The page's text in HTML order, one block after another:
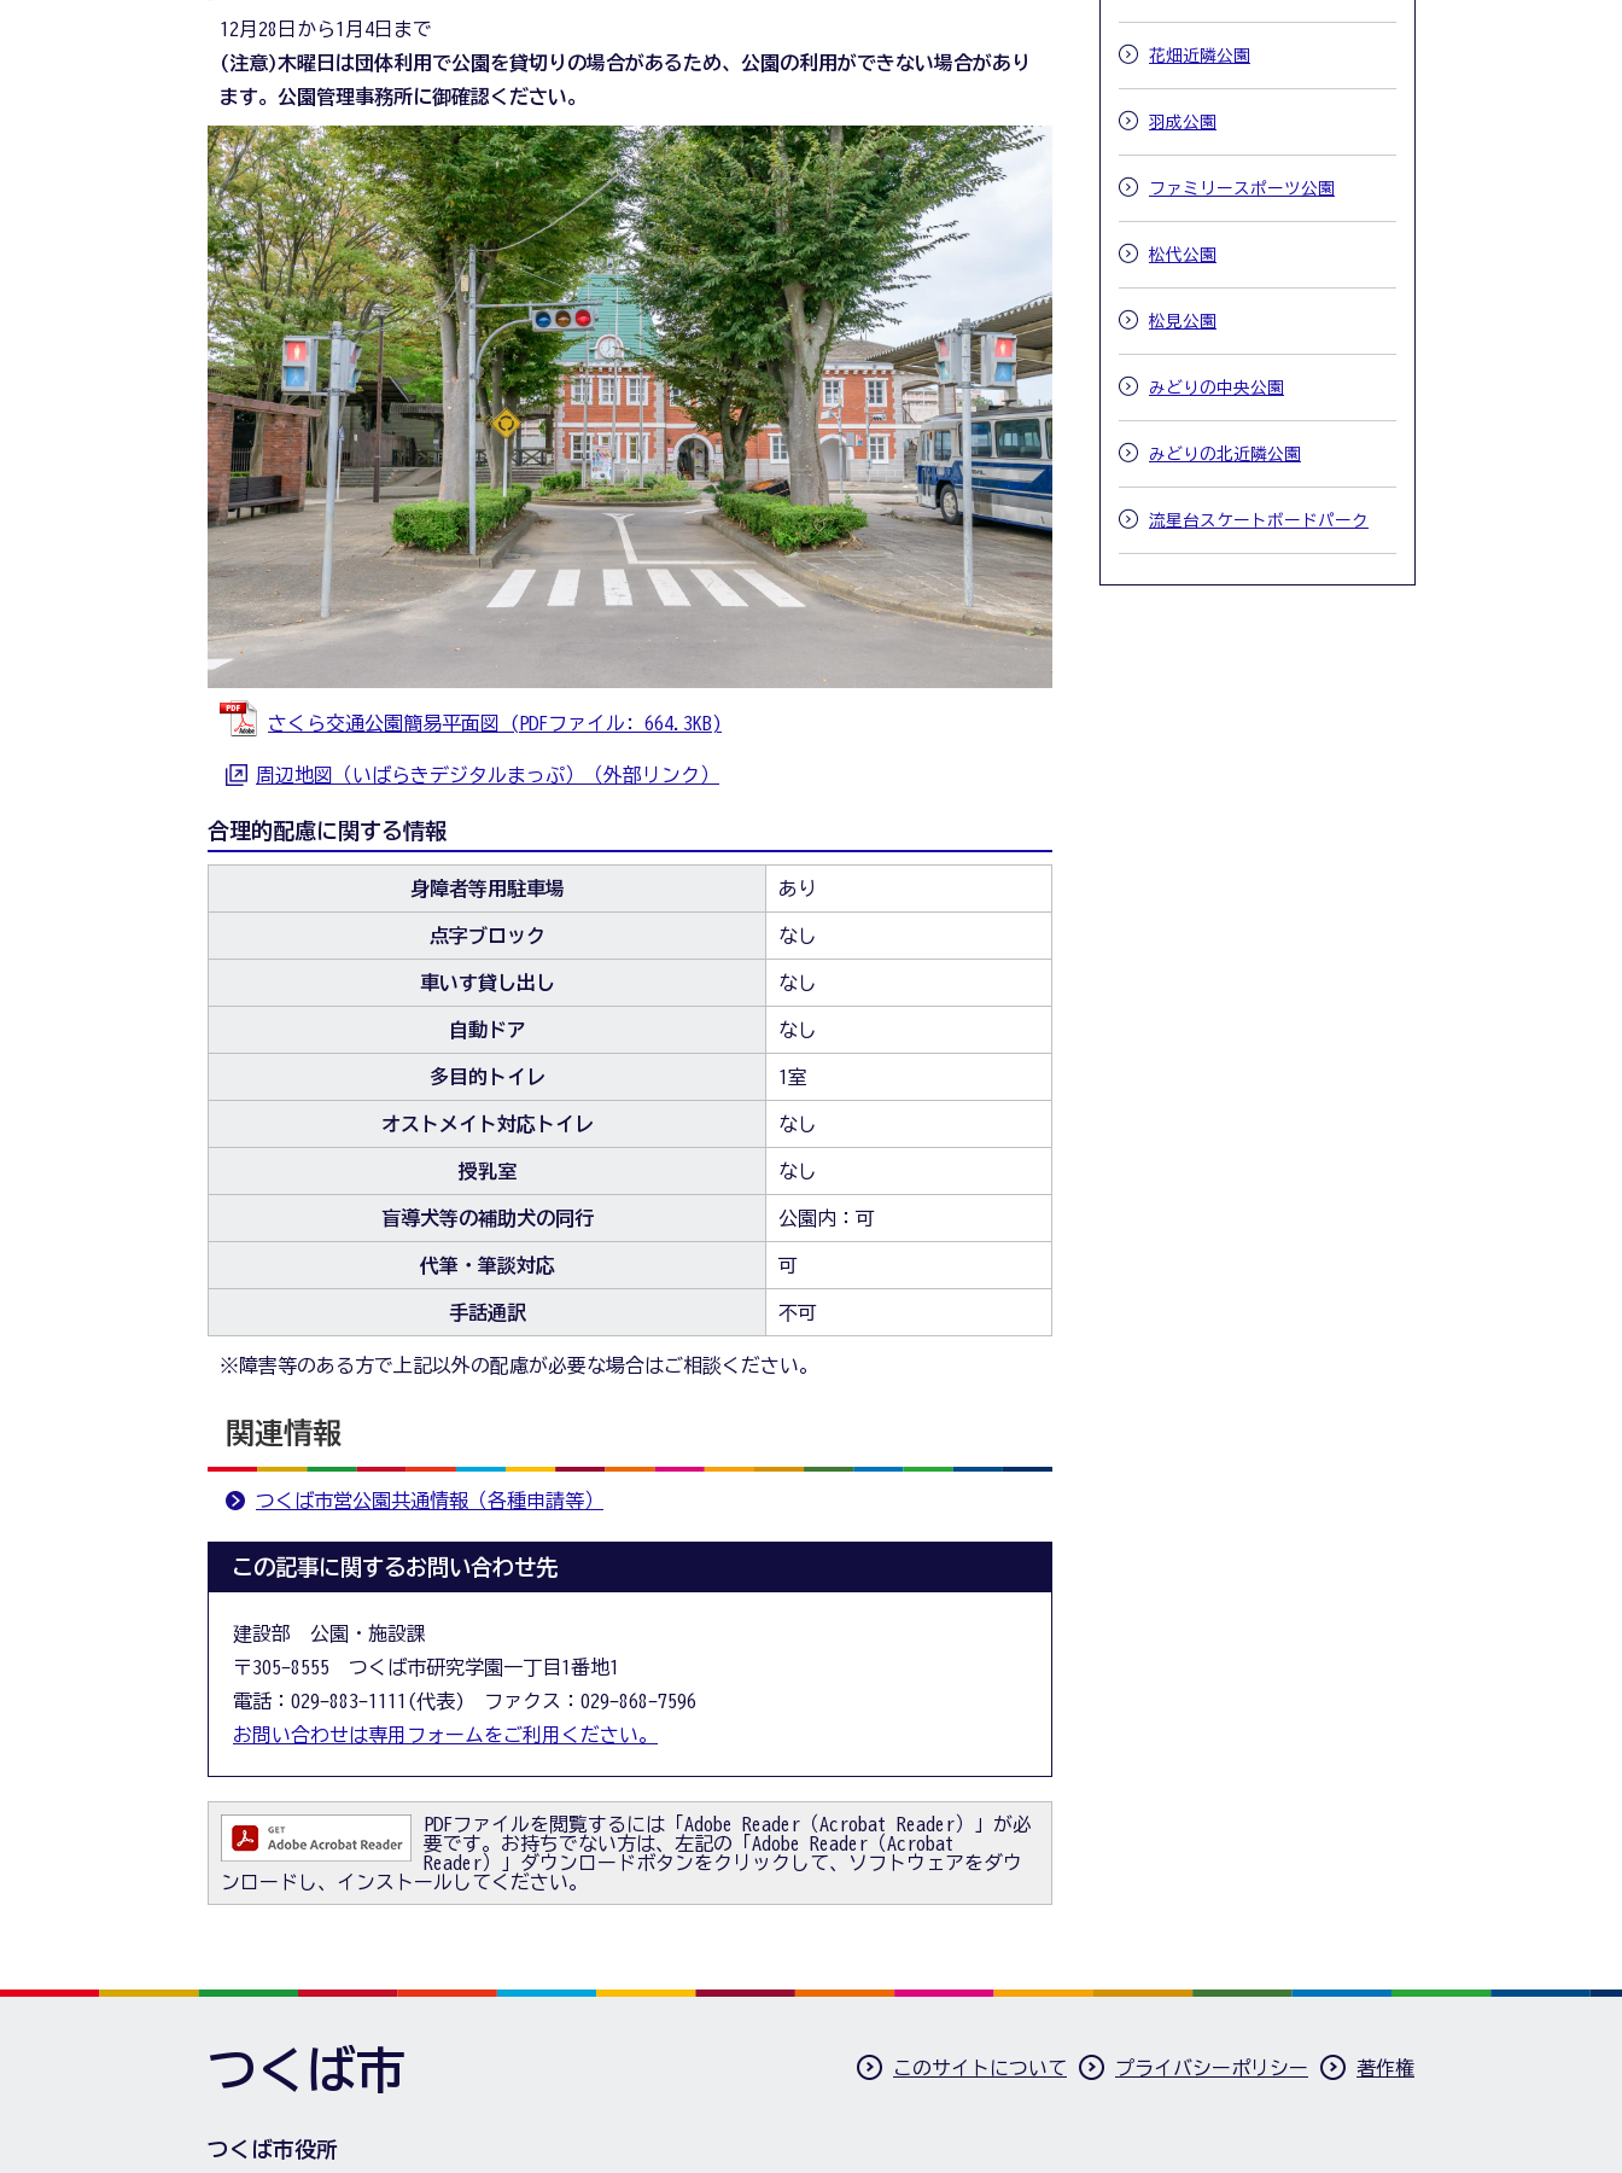
12月28日から1月4日まで
(注意)木曜日は団体利用で公園を貸切りの場合があるため、公園の利用ができない場合があり
ます。公園管理事務所に御確認ください。
さくら交通公園簡易平面図 (PDFファイル: 664.3KB)
周辺地図（いばらきデジタルまっぷ）（外部リンク）
合理的配慮に関する情報
身障者等用駐車場 あり
点字ブロック なし
車いす貸し出し なし
自動ドア なし
多目的トイレ 1室
オストメイト対応トイレ なし
授乳室 なし
盲導犬等の補助犬の同行 公園内：可
代筆・筆談対応 可
手話通訳 不可
※障害等のある方で上記以外の配慮が必要な場合はご相談ください。
関連情報
つくば市営公園共通情報（各種申請等）
この記事に関するお問い合わせ先
建設部 公園・施設課
〒305-8555 つくば市研究学園一丁目1番地1
電話：029-883-1111(代表) ファクス：029-868-7596
お問い合わせは専用フォームをご利用ください。
PDFファイルを閲覧するには「Adobe Reader（Acrobat Reader）」が必
要です。お持ちでない方は、左記の「Adobe Reader（Acrobat
Reader）」ダウンロードボタンをクリックして、ソフトウェアをダウ
ンロードし、インストールしてください。
花畑近隣公園
羽成公園
ファミリースポーツ公園
松代公園
松見公園
みどりの中央公園
みどりの北近隣公園
流星台スケートボードパーク
つくば市 このサイトについて プライバシーポリシー 著作権
つくば市役所